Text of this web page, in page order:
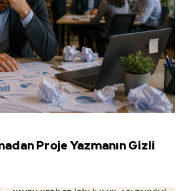
Proje Yazmanın Gizli